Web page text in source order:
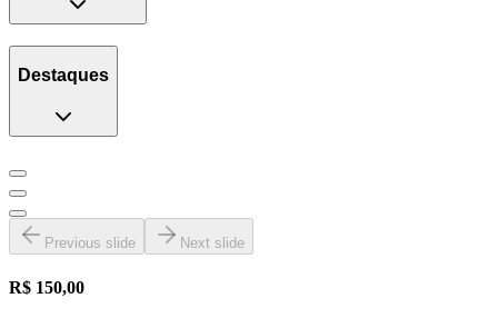
Destaques
Previous slide Next slide
R$ 150,00